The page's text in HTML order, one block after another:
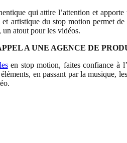
qui attire l’attention et
artistique du stop motion permet
atout pour les vidéos.
A UNE AGENCE DE
en stop motion, faites confiance à
en passant par la musique,